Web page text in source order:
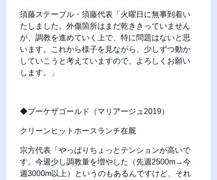
須藤ステーブル・須藤代表「火曜日に無事到着い
たしました。外傷箇所はまだ乾ききっていません
が、調教を進めていく上で、特に問題はないと思
います。これから様子を見ながら、少しずつ動か
していこうと考えていますので、よろしくお願い
します。」
◆ブーケザゴールド（マリアージュ2019）
クリーンヒットホースランチ在厩
宗方代表「やっぱりちょっとテンションが高いで
す。今週少し調教量を増やした（先週2500m→今
週3000m以上）というのもあるんですけど、それ